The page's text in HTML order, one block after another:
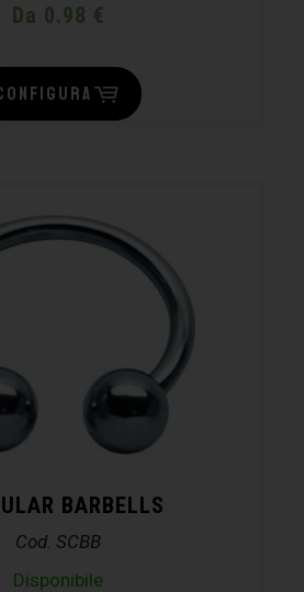
Da 0.98 €
BARBELLS
Cod. SCBB
Disponibile